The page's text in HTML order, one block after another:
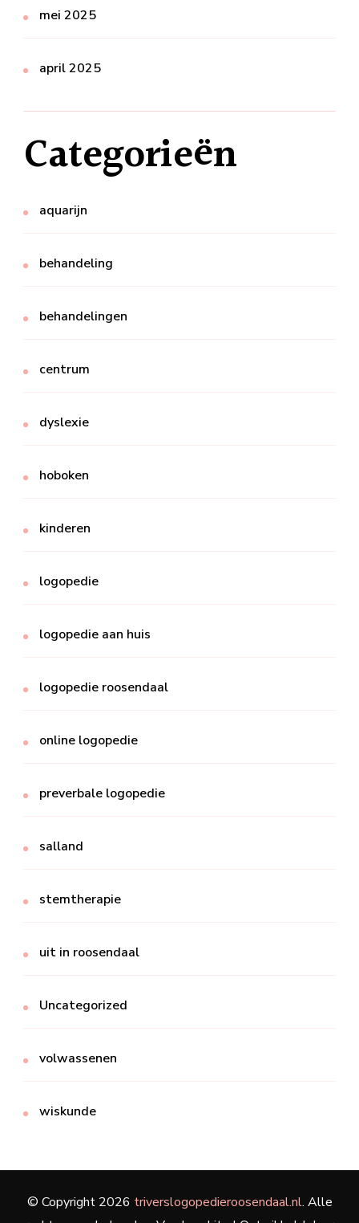
mei 2025
april 2025
Categorieën
aquarijn
behandeling
behandelingen
centrum
dyslexie
hoboken
kinderen
logopedie
logopedie aan huis
logopedie roosendaal
online logopedie
preverbale logopedie
salland
stemtherapie
uit in roosendaal
Uncategorized
volwassenen
wiskunde
© Copyright 2026 triverslogopedieroosendaal.nl. Alle